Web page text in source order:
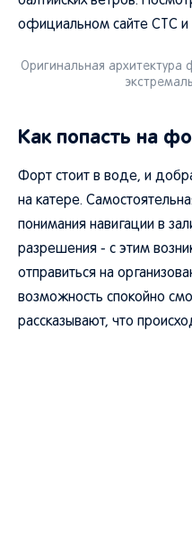
официальном сайте СТС и
Оригинальная
Как попасть на
Форт стоит в воде, и
на катере.
понимания навигации в
разрешения - с этим
отправиться на
возможность спокойно
рассказывают, что